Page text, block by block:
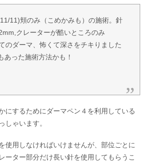
11)頬のみ（こめかみも）の施術。針
クレーターが酷いところのみ
のダーマ、怖くて深さをチキりました
あった施術方法かも！
にするためにダーマペン４を利用している
しゃいます。
使用しなければいけませんが、部位ごとに
ーター部分だけ長い針を使用してもらうこ